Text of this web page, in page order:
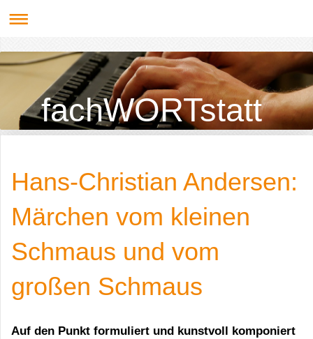
fachWORTstatt
Hans-Christian Andersen:
Märchen vom kleinen
Schmaus und vom
großen Schmaus
Auf den Punkt formuliert und kunstvoll komponiert